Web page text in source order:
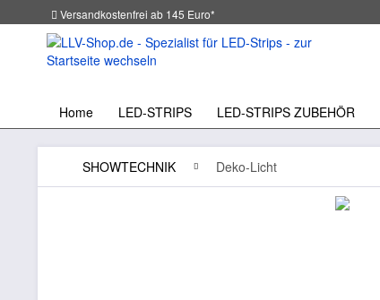
Versandkostenfrei ab 145 Euro*
Home LED-STRIPS LED-STRIPS ZUBEHÖR
SHOWTECHNIK Deko-Licht